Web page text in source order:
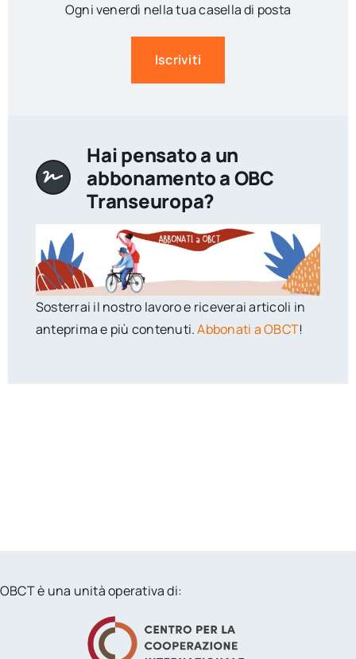
Ogni venerdì nella tua casella di posta
Iscriviti
Hai pensato a un
abbonamento a OBC
Transeuropa?
Sosterrai il nostro lavoro e riceverai articoli in
anteprima e più contenuti.Abbonati a OBCT!
OBCT è una unità operativa di: